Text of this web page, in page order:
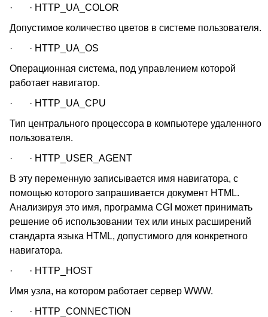
· · HTTP_UA_COLOR
Допустимое количество цветов в системе пользователя.
· · HTTP_UA_OS
Операционная система, под управлением которой
работает навигатор.
· · HTTP_UA_CPU
Тип центрального процессора в компьютере удаленного
пользователя.
· · HTTP_USER_AGENT
В эту переменную записывается имя навигатора, с
помощью которого запрашивается документ HTML.
Анализируя это имя, программа CGI может принимать
решение об использовании тех или иных расширений
стандарта языка HTML, допустимого для конкретного
навигатора.
· · HTTP_HOST
Имя узла, на котором работает сервер WWW.
· · HTTP_CONNECTION